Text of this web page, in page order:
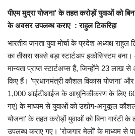
पीएम मुद्रा योजना' के तहत करोड़ों युवाओं को
के अवसर उपलब्ध कराए : राहुल टिकरिहा
भारतीय जनता युवा मोर्चा के प्रदेश अध्यक्ष राहुल
का तीसरा सबसे बड़ा स्टार्टअप इकोसिस्टम
मान्यता प्राप्त स्टार्टअप्स हैं, जिन्होंने 23 लाख
किए हैं। 'प्रधानमंत्री कौशल विकास योजना'
1,000 आईटीआईज के आधुनिकीकरण के लिए 60
गए) के माध्यम से युवाओं को उद्योग-अनुकूल कौशल
योजना' के तहत करोड़ों युवाओं को बिना गारंटी
उपलब्ध कराए गए। 'रोजगार मेलों' के माध्यम से